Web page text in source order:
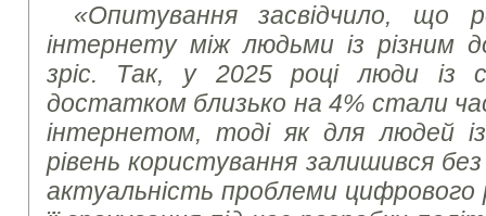
«Опитування засвідчило, що
інтернету між людьми із різним
зріс. Так, у 2025 році люди із
достатком близько на 4% стали
інтернетом, тоді як для людей
рівень користування залишився
актуальність проблеми цифрового